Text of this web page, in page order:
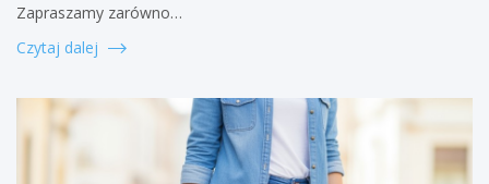
Zapraszamy zarówno…
Czytaj dalej